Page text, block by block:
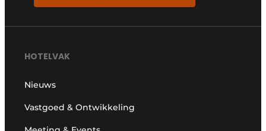
HOTELVAK
Nieuws
Vastgoed & Ontwikkeling